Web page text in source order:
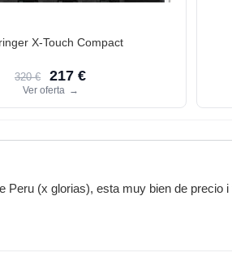
X-Touch Compact
320 € 217 €
Ver oferta →
Peru (x glorias), esta muy bien de precio